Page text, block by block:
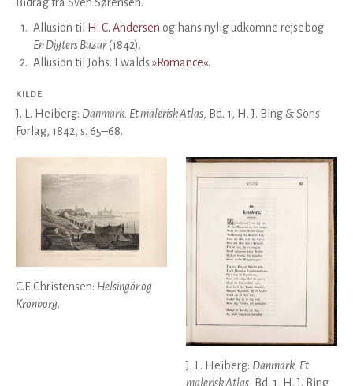
1. Allusion til H. C. Andersen og hans nylig udkomne rejsebog
En Digters Bazar(1842).
2. Allusion til Johs. Ewalds »Romance«.
KILDE
J. L. Heiberg: Danmark. Et malerisk Atlas, Bd. 1, H. J. Bing & Söns
Forlag, 1842, s. 65–68.
C.F. Christensen: Helsingör og
Kronborg.
J. L. Heiberg: Danmark. Et
malerisk Atlas, Bd. 1, H. J. Bing